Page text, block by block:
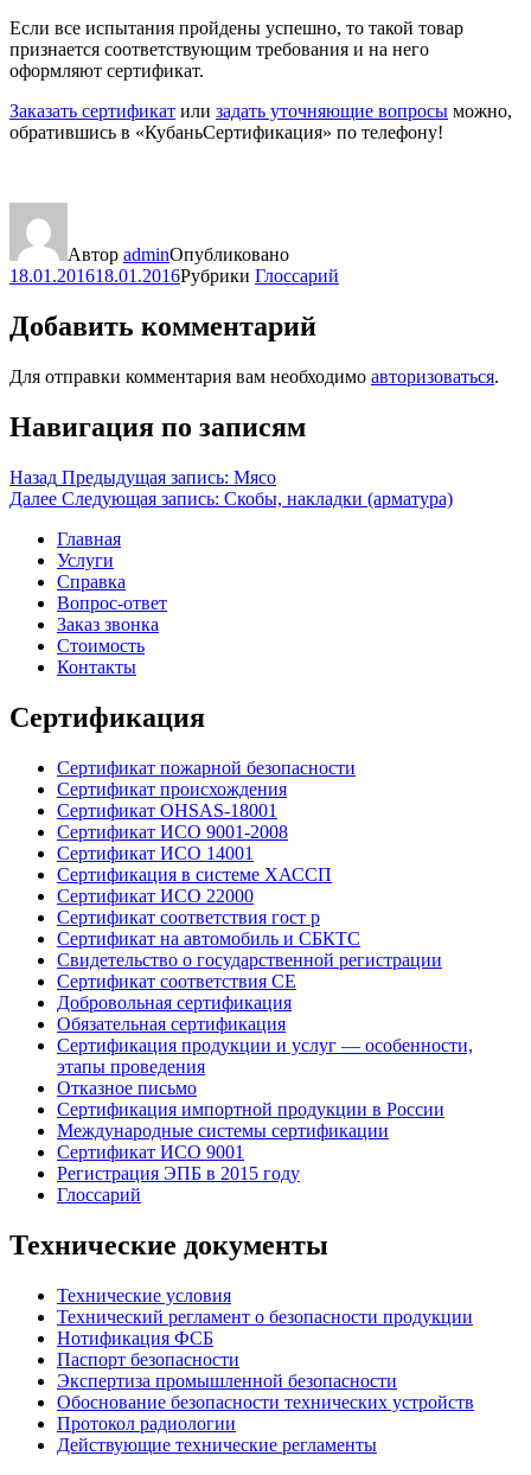
Если все испытания пройдены успешно, то такой товар
признается соответствующим требования и на него
оформляют сертификат.
Заказать сертификат или задать уточняющие вопросы можно,
обратившись в «КубаньСертификация» по телефону!
Автор adminОпубликовано
18.01.201618.01.2016Рубрики Глоссарий
Добавить комментарий
Для отправки комментария вам необходимо авторизоваться.
Навигация по записям
Назад Предыдущая запись: Мясо
Далее Следующая запись: Скобы, накладки (арматура)
Главная
Услуги
Справка
Вопрос-ответ
Заказ звонка
Стоимость
Контакты
Сертификация
Сертификат пожарной безопасности
Сертификат происхождения
Сертификат OHSAS-18001
Сертификат ИСО 9001-2008
Сертификат ИСО 14001
Сертификация в системе ХАССП
Сертификат ИСО 22000
Сертификат соответствия гост р
Сертификат на автомобиль и СБКТС
Свидетельство о государственной регистрации
Сертификат соответствия СЕ
Добровольная сертификация
Обязательная сертификация
Сертификация продукции и услуг — особенности,
этапы проведения
Отказное письмо
Сертификация импортной продукции в России
Международные системы сертификации
Сертификат ИСО 9001
Регистрация ЭПБ в 2015 году
Глоссарий
Технические документы
Технические условия
Технический регламент о безопасности продукции
Нотификация ФСБ
Паспорт безопасности
Экспертиза промышленной безопасности
Обоснование безопасности технических устройств
Протокол радиологии
Действующие технические регламенты